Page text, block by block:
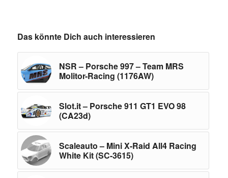
Das könnte Dich auch interessieren
NSR – Porsche 997 – Team MRS
Molitor-Racing (1176AW)
Slot.it – Porsche 911 GT1 EVO 98
(CA23d)
Scaleauto – Mini X-Raid All4 Racing
White Kit (SC-3615)